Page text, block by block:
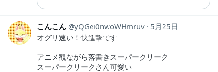
こんこん yQGei0nwoWHmruv
5月25日
オグリ速い！快進撃です
アニメ観ながら落書きスーパークリーク
スーパークリークさん可愛い